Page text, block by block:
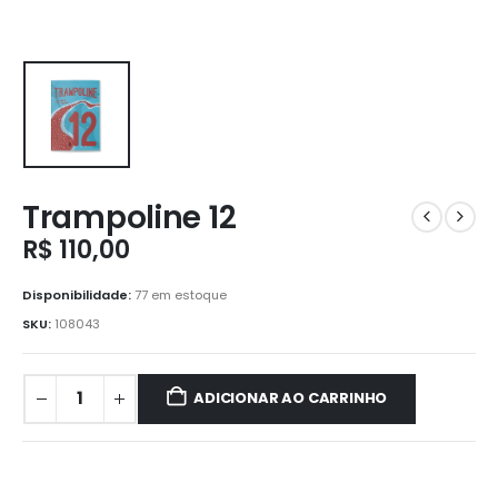
Trampoline 12
R$ 110,00
Disponibilidade:77 em estoque
SKU: 108043
ADICIONAR AO CARRINHO